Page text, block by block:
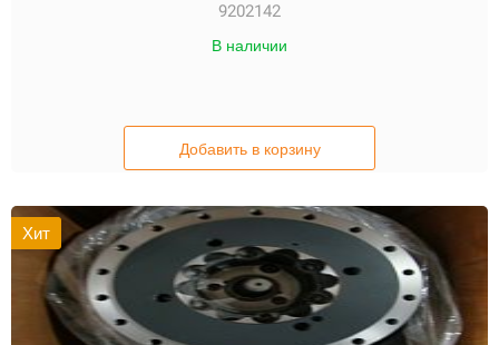
9202142
В наличии
Добавить в корзину
Хит